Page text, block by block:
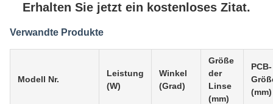
Erhalten Sie jetzt ein kostenloses Zitat.
Verwandte Produkte
Modell Nr.
Leistung
(W)
Winkel
(Grad)
Größe
der
Linse
(mm)
PCB-
(mm)